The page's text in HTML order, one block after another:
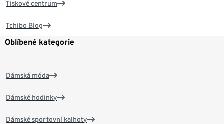
Tiskové centrum
Tchibo Blog
Oblíbené kategorie
Dámská móda
Dámské hodinky
Dámské sportovní kalhoty